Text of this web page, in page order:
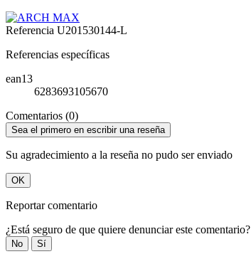
Referencia U201530144-L
Referencias específicas
ean13
6283693105670
Comentarios (0)
Sea el primero en escribir una reseña
Su agradecimiento a la reseña no pudo ser enviado
OK
Reportar comentario
¿Está seguro de que quiere denunciar este comentario?
No Sí